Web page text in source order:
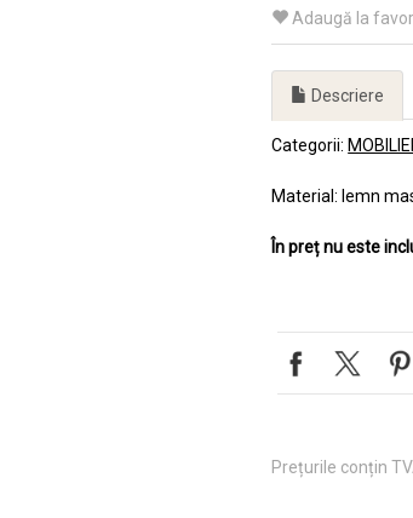
Adaugă la
Descriere
Categorii:
Material: lemn
În preț nu este
Prețurile conțin